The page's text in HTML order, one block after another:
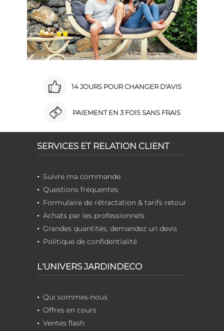
14 JOURS POUR CHANGER D'AVIS
PAIEMENT EN 3 FOIS SANS FRAIS
SERVICES ET RELATION CLIENT
Suivre ma commande
Questions fréquentes
Formulaire de rétractation & tarifs retour
Achats par les professionnels
Grandes quantités, demandez un devis
Politique de confidentialité
L'UNIVERS JARDINDECO
Qui sommes-nous
Offres en cours
Ventes flash